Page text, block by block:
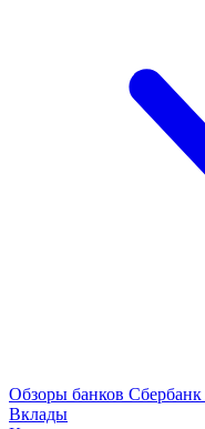
Обзоры банков Сбербанк
Вклады